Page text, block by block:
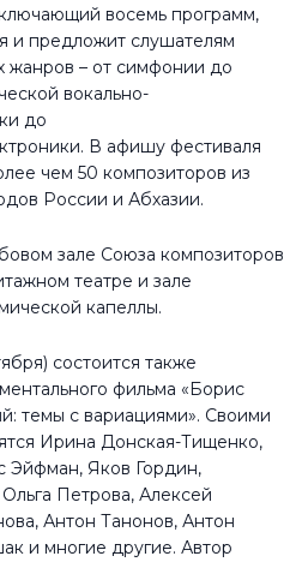
восемь программ,
и предложит слушателям
жанров – от симфонии до
вокально-
до
В афишу фестиваля
чем 50 композиторов из
России и Абхазии.
зале Союза композиторов
театре и зале
капеллы.
состоится также
фильма «Борис
темы с вариациями». Своими
Ирина Донская-Тищенко,
Эйфман, Яков Гордин,
Петрова, Алексей
Антон Танонов, Антон
и многие другие. Автор